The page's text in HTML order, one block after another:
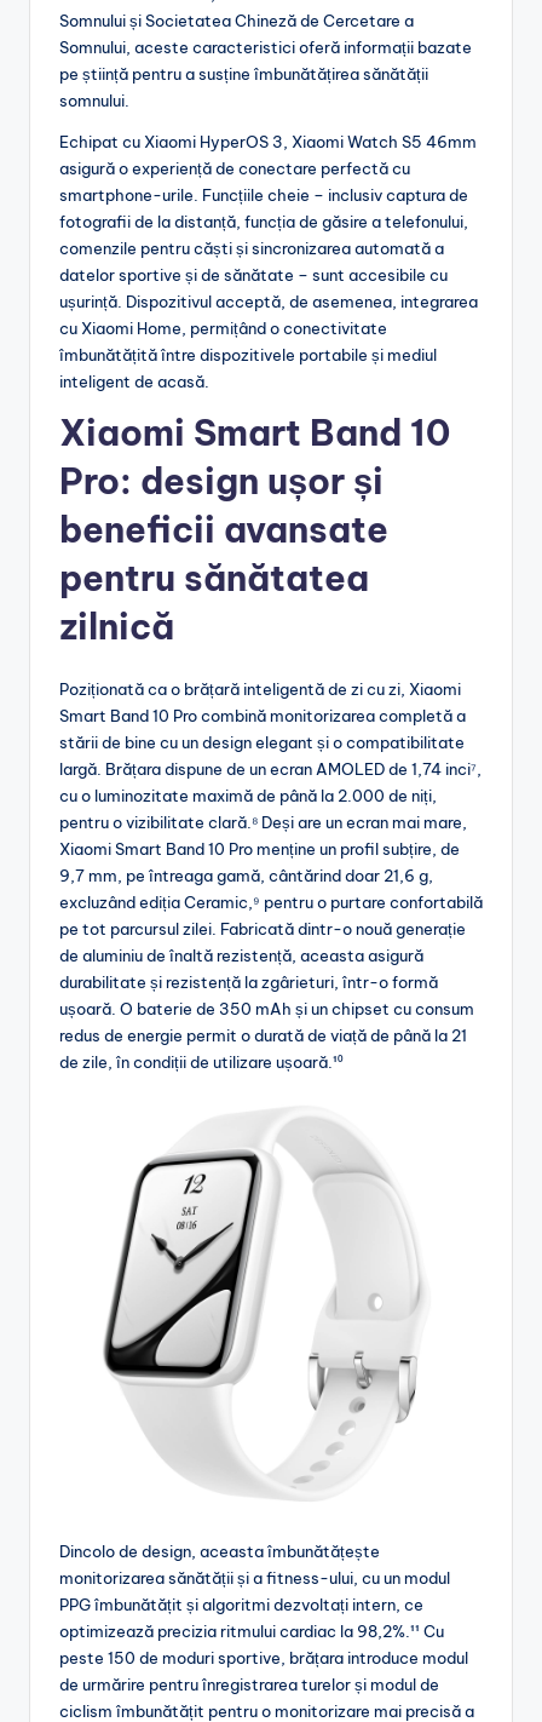
Somnului și Societatea Chineză de Cercetare a
Somnului, aceste caracteristici oferă informații bazate
pe știință pentru a susține îmbunătățirea sănătății
somnului.
Echipat cu Xiaomi HyperOS 3, Xiaomi Watch S5 46mm
asigură o experiență de conectare perfectă cu
smartphone-urile. Funcțiile cheie – inclusiv captura de
fotografii de la distanță, funcția de găsire a telefonului,
comenzile pentru căști și sincronizarea automată a
datelor sportive și de sănătate – sunt accesibile cu
ușurință. Dispozitivul acceptă, de asemenea, integrarea
cu Xiaomi Home, permițând o conectivitate
îmbunătățită între dispozitivele portabile și mediul
inteligent de acasă.
Xiaomi Smart Band 10
Pro: design ușor și
beneficii avansate
pentru sănătatea
zilnică
Poziționată ca o brățară inteligentă de zi cu zi, Xiaomi
Smart Band 10 Pro combină monitorizarea completă a
stării de bine cu un design elegant și o compatibilitate
largă. Brățara dispune de un ecran AMOLED de 1,74 inci⁷,
cu o luminozitate maximă de până la 2.000 de niți,
pentru o vizibilitate clară.⁸ Deși are un ecran mai mare,
Xiaomi Smart Band 10 Pro menține un profil subțire, de
9,7 mm, pe întreaga gamă, cântărind doar 21,6 g,
excluzând ediția Ceramic,⁹ pentru o purtare confortabilă
pe tot parcursul zilei. Fabricată dintr-o nouă generație
de aluminiu de înaltă rezistență, aceasta asigură
durabilitate și rezistență la zgârieturi, într-o formă
ușoară. O baterie de 350 mAh și un chipset cu consum
redus de energie permit o durată de viață de până la 21
de zile, în condiții de utilizare ușoară.¹⁰
Dincolo de design, aceasta îmbunătățește
monitorizarea sănătății și a fitness-ului, cu un modul
PPG îmbunătățit și algoritmi dezvoltați intern, ce
optimizează precizia ritmului cardiac la 98,2%.¹¹ Cu
peste 150 de moduri sportive, brățara introduce modul
de urmărire pentru înregistrarea turelor și modul de
ciclism îmbunătățit pentru o monitorizare mai precisă a